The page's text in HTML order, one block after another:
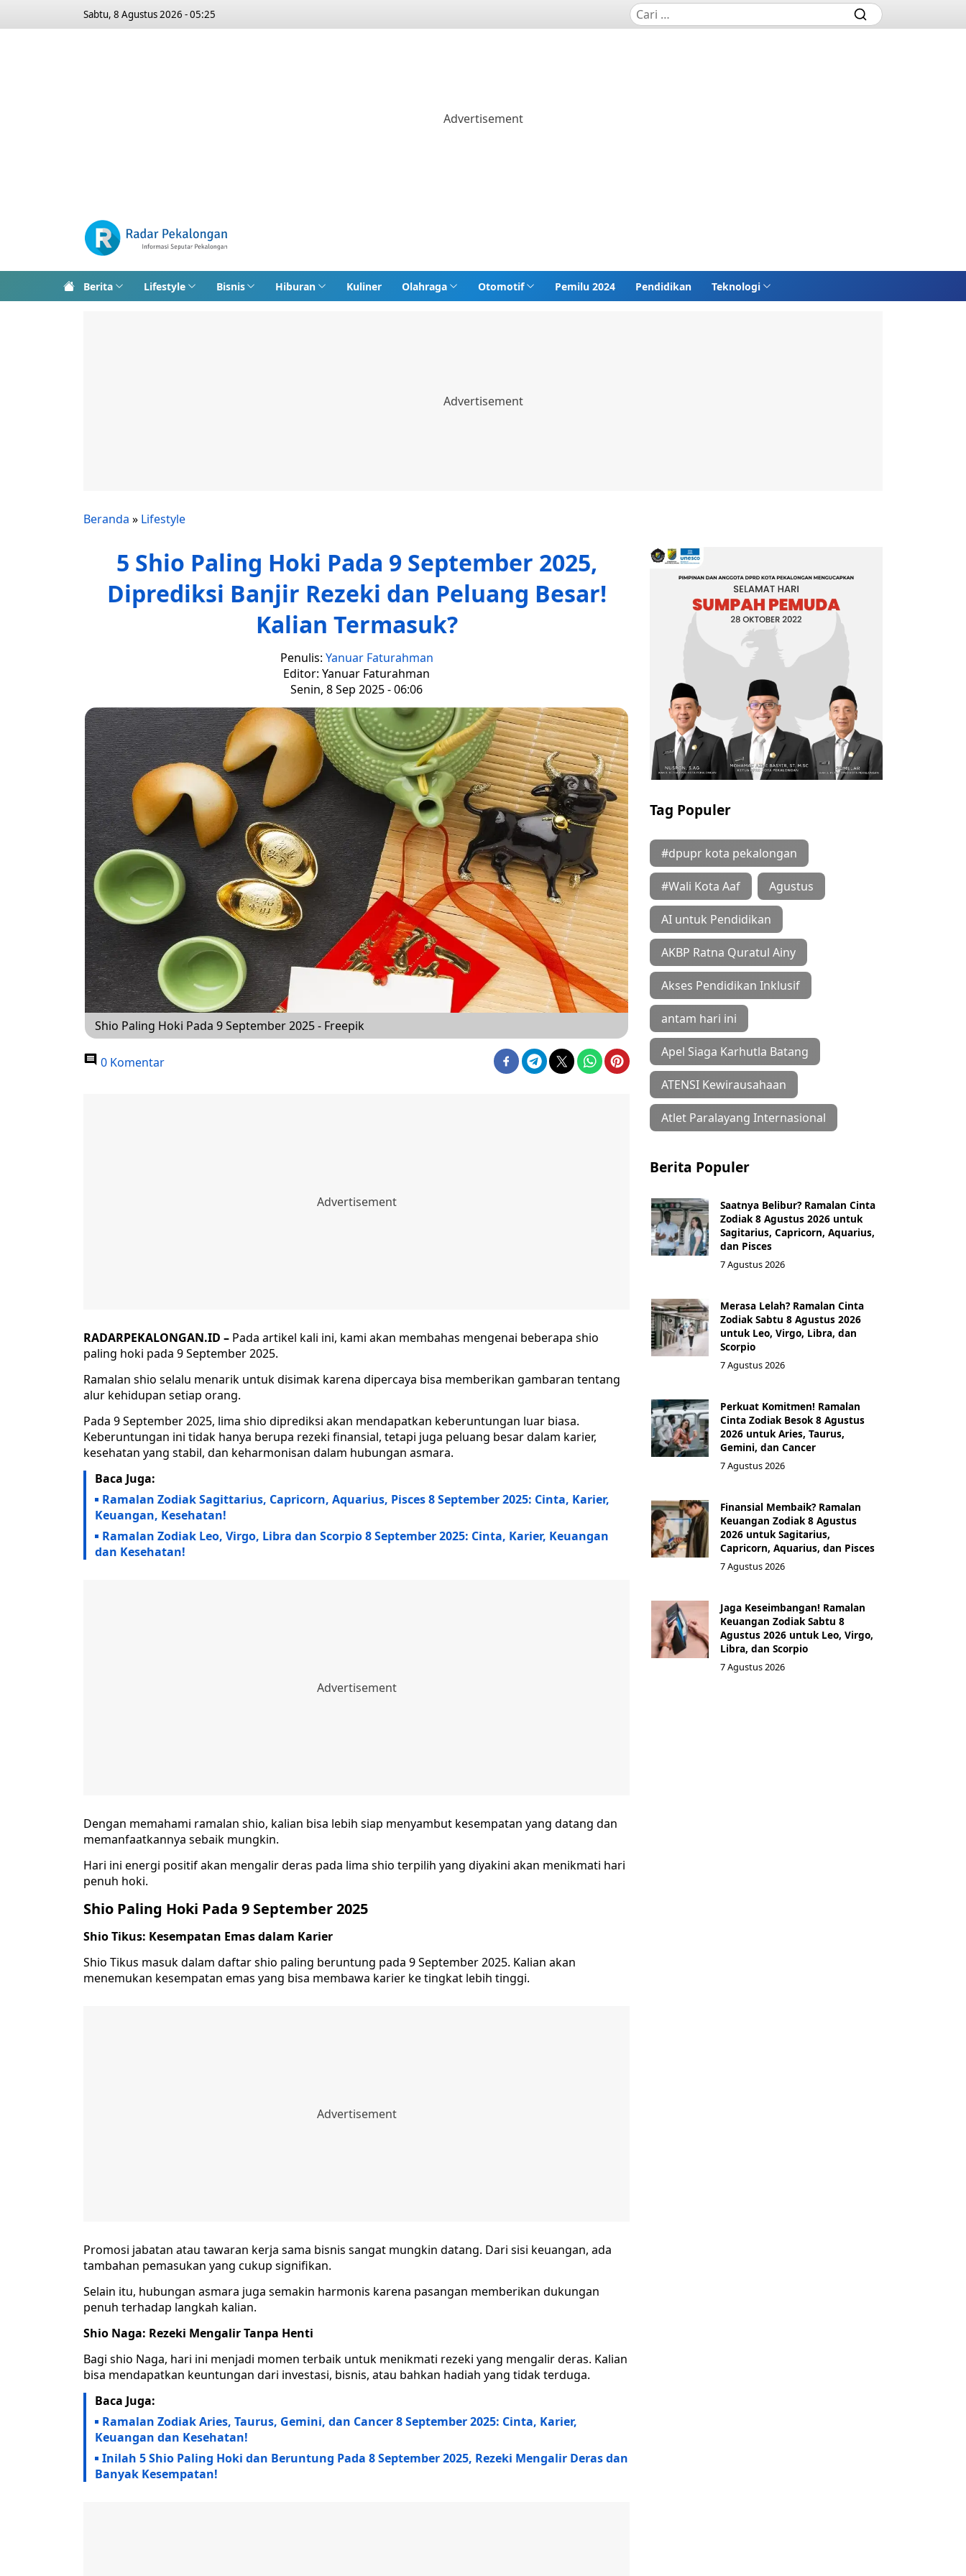
Sabtu, 8 Agustus 2026 - 05:25
Berita Lifestyle Bisnis Hiburan Kuliner Olahraga Otomotif Pemilu 2024 Pendidikan Teknologi
Beranda » Lifestyle
5 Shio Paling Hoki Pada 9 September 2025,
Diprediksi Banjir Rezeki dan Peluang Besar!
Kalian Termasuk?
Penulis: Yanuar Faturahman
Editor: Yanuar Faturahman
Senin, 8 Sep 2025 - 06:06
Shio Paling Hoki Pada 9 September 2025 - Freepik
0 Komentar
RADARPEKALONGAN.ID – Pada artikel kali ini, kami akan membahas mengenai beberapa shio
paling hoki pada 9 September 2025.
Ramalan shio selalu menarik untuk disimak karena dipercaya bisa memberikan gambaran tentang
alur kehidupan setiap orang.
Pada 9 September 2025, lima shio diprediksi akan mendapatkan keberuntungan luar biasa.
Keberuntungan ini tidak hanya berupa rezeki finansial, tetapi juga peluang besar dalam karier,
kesehatan yang stabil, dan keharmonisan dalam hubungan asmara.
Baca Juga:
Ramalan Zodiak Sagittarius, Capricorn, Aquarius, Pisces 8 September 2025: Cinta, Karier,
Keuangan, Kesehatan!
Ramalan Zodiak Leo, Virgo, Libra dan Scorpio 8 September 2025: Cinta, Karier, Keuangan
dan Kesehatan!
Dengan memahami ramalan shio, kalian bisa lebih siap menyambut kesempatan yang datang dan
memanfaatkannya sebaik mungkin.
Hari ini energi positif akan mengalir deras pada lima shio terpilih yang diyakini akan menikmati hari
penuh hoki.
Shio Paling Hoki Pada 9 September 2025
Shio Tikus: Kesempatan Emas dalam Karier
Shio Tikus masuk dalam daftar shio paling beruntung pada 9 September 2025. Kalian akan
menemukan kesempatan emas yang bisa membawa karier ke tingkat lebih tinggi.
Promosi jabatan atau tawaran kerja sama bisnis sangat mungkin datang. Dari sisi keuangan, ada
tambahan pemasukan yang cukup signifikan.
Selain itu, hubungan asmara juga semakin harmonis karena pasangan memberikan dukungan
penuh terhadap langkah kalian.
Shio Naga: Rezeki Mengalir Tanpa Henti
Bagi shio Naga, hari ini menjadi momen terbaik untuk menikmati rezeki yang mengalir deras. Kalian
bisa mendapatkan keuntungan dari investasi, bisnis, atau bahkan hadiah yang tidak terduga.
Baca Juga:
Ramalan Zodiak Aries, Taurus, Gemini, dan Cancer 8 September 2025: Cinta, Karier,
Keuangan dan Kesehatan!
Inilah 5 Shio Paling Hoki dan Beruntung Pada 8 September 2025, Rezeki Mengalir Deras dan
Banyak Kesempatan!
Tag Populer
#dpupr kota pekalongan
#Wali Kota Aaf Agustus
AI untuk Pendidikan
AKBP Ratna Quratul Ainy
Akses Pendidikan Inklusif
antam hari ini
Apel Siaga Karhutla Batang
ATENSI Kewirausahaan
Atlet Paralayang Internasional
Berita Populer
Saatnya Belibur? Ramalan Cinta
Zodiak 8 Agustus 2026 untuk
Sagitarius, Capricorn, Aquarius,
dan Pisces
7 Agustus 2026
Merasa Lelah? Ramalan Cinta
Zodiak Sabtu 8 Agustus 2026
untuk Leo, Virgo, Libra, dan
Scorpio
7 Agustus 2026
Perkuat Komitmen! Ramalan
Cinta Zodiak Besok 8 Agustus
2026 untuk Aries, Taurus,
Gemini, dan Cancer
7 Agustus 2026
Finansial Membaik? Ramalan
Keuangan Zodiak 8 Agustus
2026 untuk Sagitarius,
Capricorn, Aquarius, dan Pisces
7 Agustus 2026
Jaga Keseimbangan! Ramalan
Keuangan Zodiak Sabtu 8
Agustus 2026 untuk Leo, Virgo,
Libra, dan Scorpio
7 Agustus 2026